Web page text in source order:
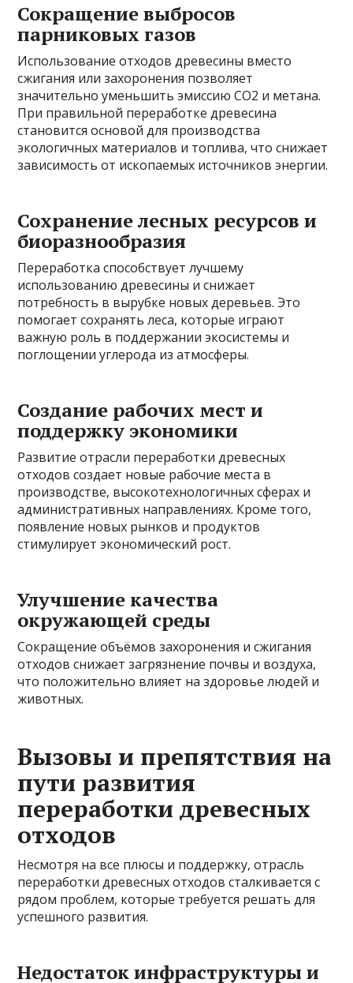
Сокращение выбросов
парниковых газов
Использование отходов древесины вместо
сжигания или захоронения позволяет
значительно уменьшить эмиссию CO2 и метана.
При правильной переработке древесина
становится основой для производства
экологичных материалов и топлива, что снижает
зависимость от ископаемых источников энергии.
Сохранение лесных ресурсов и
биоразнообразия
Переработка способствует лучшему
использованию древесины и снижает
потребность в вырубке новых деревьев. Это
помогает сохранять леса, которые играют
важную роль в поддержании экосистемы и
поглощении углерода из атмосферы.
Создание рабочих мест и
поддержку экономики
Развитие отрасли переработки древесных
отходов создает новые рабочие места в
производстве, высокотехнологичных сферах и
административных направлениях. Кроме того,
появление новых рынков и продуктов
стимулирует экономический рост.
Улучшение качества
окружающей среды
Сокращение объёмов захоронения и сжигания
отходов снижает загрязнение почвы и воздуха,
что положительно влияет на здоровье людей и
животных.
Вызовы и препятствия на
пути развития
переработки древесных
отходов
Несмотря на все плюсы и поддержку, отрасль
переработки древесных отходов сталкивается с
рядом проблем, которые требуется решать для
успешного развития.
Недостаток инфраструктуры и